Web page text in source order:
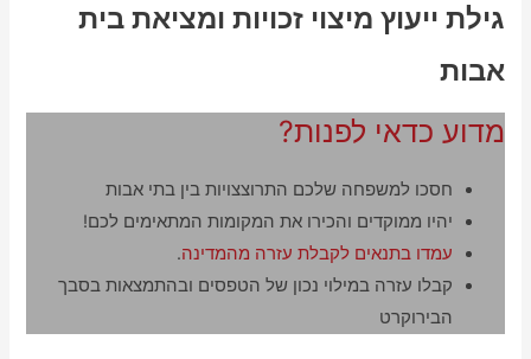
גילת ייעוץ מיצוי זכויות ומציאת בית
אבות
מדוע כדאי לפנות?
חסכו למשפחה שלכם התרוצצויות בין בתי אבות
יהיו ממוקדים והכירו את המקומות המתאימים לכם!
עמדו בתנאים לקבלת עזרה מהמדינה.
קבלו עזרה במילוי נכון של הטפסים ובהתמצאות בסבך
הבירוקרט